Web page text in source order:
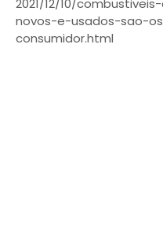
2021/12/10/
novos-e-usados-sao-
consumidor.html